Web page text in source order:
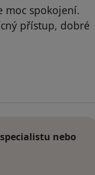
moc spokojení.
přístup, dobré
nebo